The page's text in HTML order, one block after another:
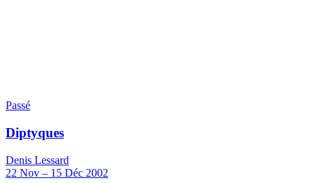
Passé
Diptyques
Denis Lessard
22 Nov – 15 Déc 2002